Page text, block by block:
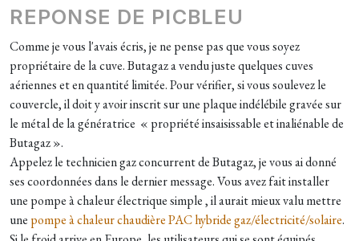
REPONSE DE PICBLEU
Comme je vous l'avais écris, je ne pense pas que vous soyez
propriétaire de la cuve. Butagaz a vendu juste quelques cuves
aériennes et en quantité limitée. Pour vérifier, si vous soulevez le
couvercle, il doit y avoir inscrit sur une plaque indélébile gravée sur
le métal de la génératrice « propriété insaisissable et inaliénable de
Butagaz ».
Appelez le technicien gaz concurrent de Butagaz, je vous ai donné
ses coordonnées dans le dernier message. Vous avez fait installer
une pompe à chaleur électrique simple , il aurait mieux valu mettre
une pompe à chaleur chaudière PAC hybride gaz/électricité/solaire.